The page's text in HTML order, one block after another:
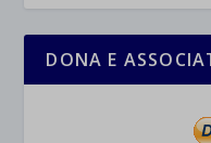
DONA E